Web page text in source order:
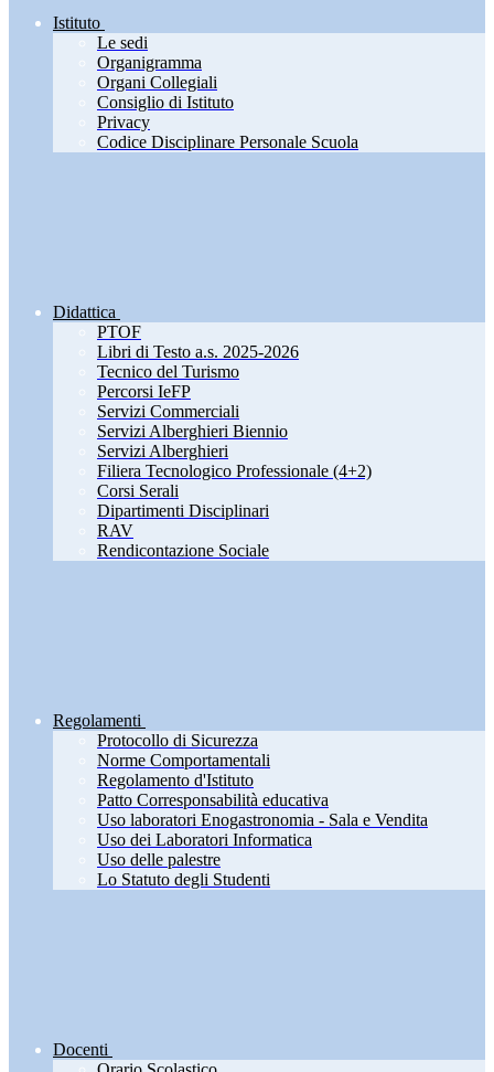
Istituto
Le sedi
Organigramma
Organi Collegiali
Consiglio di Istituto
Privacy
Codice Disciplinare Personale Scuola
Didattica
PTOF
Libri di Testo a.s. 2025-2026
Tecnico del Turismo
Percorsi IeFP
Servizi Commerciali
Servizi Alberghieri Biennio
Servizi Alberghieri
Filiera Tecnologico Professionale (4+2)
Corsi Serali
Dipartimenti Disciplinari
RAV
Rendicontazione Sociale
Regolamenti
Protocollo di Sicurezza
Norme Comportamentali
Regolamento d'Istituto
Patto Corresponsabilità educativa
Uso laboratori Enogastronomia - Sala e Vendita
Uso dei Laboratori Informatica
Uso delle palestre
Lo Statuto degli Studenti
Docenti